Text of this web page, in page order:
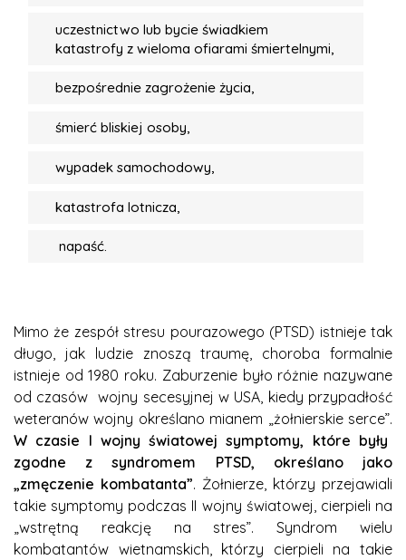
uczestnictwo lub bycie świadkiem
katastrofy z wieloma ofiarami śmiertelnymi,
bezpośrednie zagrożenie życia,
śmierć bliskiej osoby,
wypadek samochodowy,
katastrofa lotnicza,
napaść.
Mimo że zespół stresu pourazowego (PTSD) istnieje tak
długo, jak ludzie znoszą traumę, choroba formalnie
istnieje od 1980 roku. Zaburzenie było różnie nazywane
od czasów wojny secesyjnej w USA, kiedy przypadłość
weteranów wojny określano mianem „żołnierskie serce”.
W czasie I wojny światowej symptomy, które były
zgodne z syndromem PTSD, określano jako
„zmęczenie kombatanta”. Żołnierze, którzy przejawiali
takie symptomy podczas II wojny światowej, cierpieli na
„wstrętną reakcję na stres”. Syndrom wielu
kombatantów wietnamskich, którzy cierpieli na takie